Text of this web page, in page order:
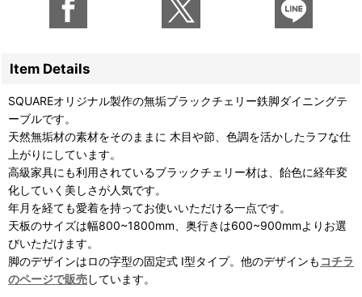
Item Details
SQUAREオリジナル製作の無垢ブラックチェリー鉄脚ダイニングテ
ーブルです。
天然無垢材の素材をそのままに 木目や節、色調を活かしたラフな仕
上がりにしています。
高級家具にも利用されているブラックチェリー材は、飴色に経年変
化していく美しさが人気です。
年月を経ても愛着を持ってお使いいただける一点です。
天板のサイズは幅800~1800mm、奥行きは600~900mmよりお選
びいただけます。
脚のデザインはロの字型の固定式 I型タイプ。他のデザインも コチラ
のページで販売しています。